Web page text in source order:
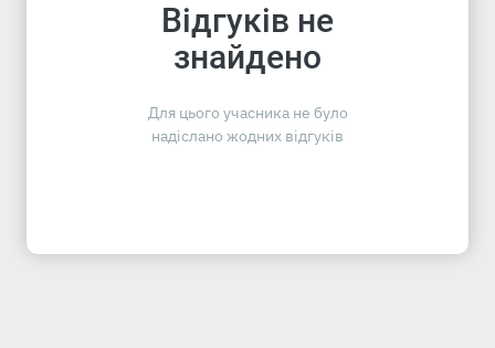
Відгуків не
знайдено
Для цього учасника не було
надіслано жодних відгуків